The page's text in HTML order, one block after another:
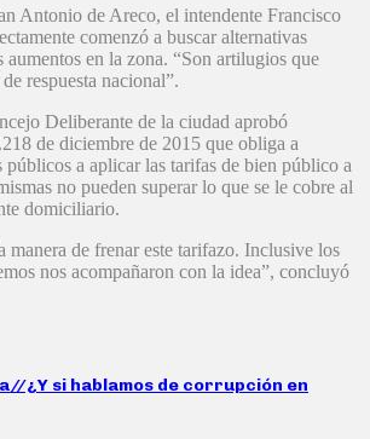
Antonio de Areco, el intendente Francisco
comenzó a buscar alternativas
aumentos en la zona. “Son artilugios que
respuesta nacional”.
Deliberante de la ciudad aprobó
de diciembre de 2015 que obliga a
públicos a aplicar las tarifas de bien público a
no pueden superar lo que se le cobre al
domiciliario.
manera de frenar este tarifazo. Inclusive los
nos acompañaron con la idea”, concluyó
¿Y si hablamos de corrupción en